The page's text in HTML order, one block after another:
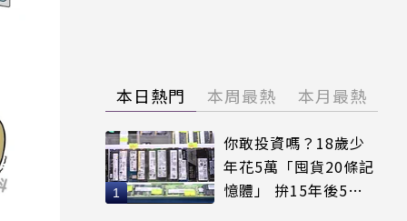
本日熱門 本周最熱 本月最熱
你敢投資嗎？18歲少
年花5萬「囤貨20條記
憶體」 拚15年後5倍